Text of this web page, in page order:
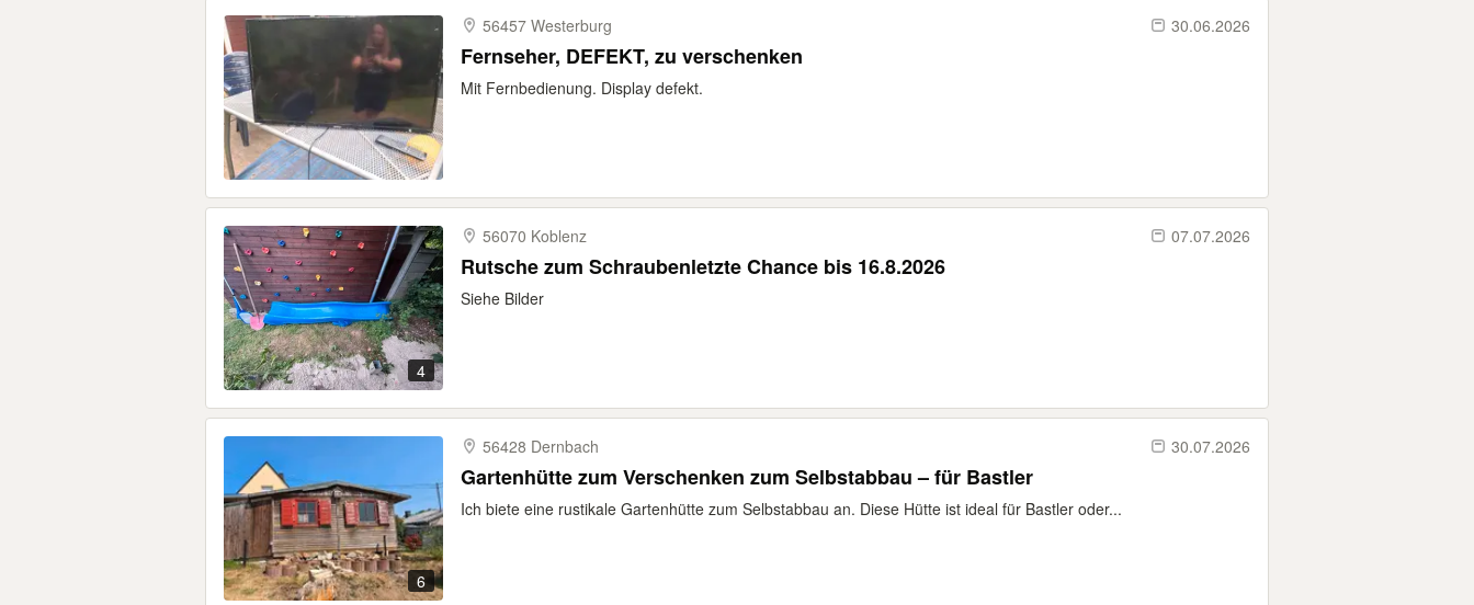
56457 Westerburg 30.06.2026
Fernseher, DEFEKT, zu verschenken
Mit Fernbedienung. Display defekt.
4
56070 Koblenz 07.07.2026
Rutsche zum Schraubenletzte Chance bis 16.8.2026
Siehe Bilder
6
56428 Dernbach 30.07.2026
Gartenhütte zum Verschenken zum Selbstabbau – für Bastler
Ich biete eine rustikale Gartenhütte zum Selbstabbau an. Diese Hütte ist ideal für Bastler oder...